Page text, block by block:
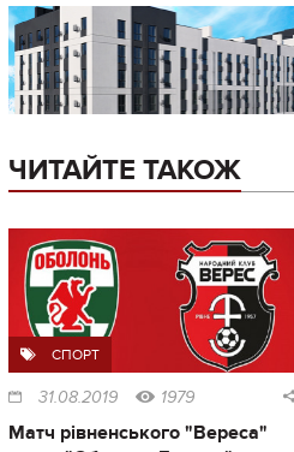
ЧИТАЙТЕ ТАКОЖ
СПОРТ
31.08.2019 1979
Матч рівненського "Вереса"